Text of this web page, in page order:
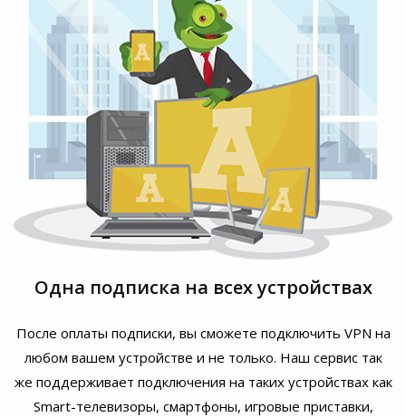
Одна подписка на всех устройствах
После оплаты подписки, вы сможете подключить VPN на
любом вашем устройстве и не только. Наш сервис так
же поддерживает подключения на таких устройствах как
Smart-телевизоры, смартфоны, игровые приставки,